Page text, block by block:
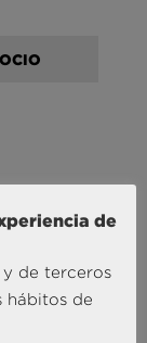
de
de
de terceros
hábitos de